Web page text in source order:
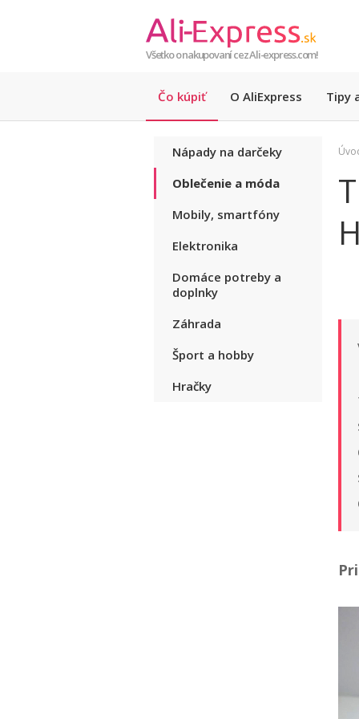
Všetko o nakupovaní cez Ali-express.com!
Čo kúpiť O AliExpress Tipy
Nápady na darčeky
Oblečenie a móda
Mobily, smartfóny
Elektronika
Domáce potreby a
doplnky
Záhrada
Šport a hobby
Hračky